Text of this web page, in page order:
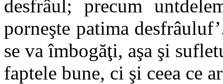
desfrâul; precum
porneşte patima
se va îmbogăţi, aşa şi
faptele bune, ci şi ceea ce